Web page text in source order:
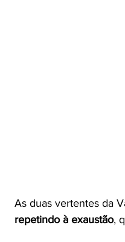
As duas vertentes da
repetindo à exaustão,